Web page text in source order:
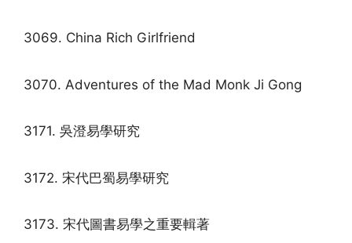
3069. China Rich Girlfriend
3070. Adventures of the Mad Monk Ji Gong
3171. 吳澄易學研究
3172. 宋代巴蜀易學研究
3173. 宋代圖書易學之重要輯著